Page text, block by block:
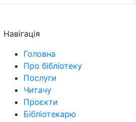
Навігація
Головна
Про бібліотеку
Послуги
Читачу
Проєкти
Бібліотекарю